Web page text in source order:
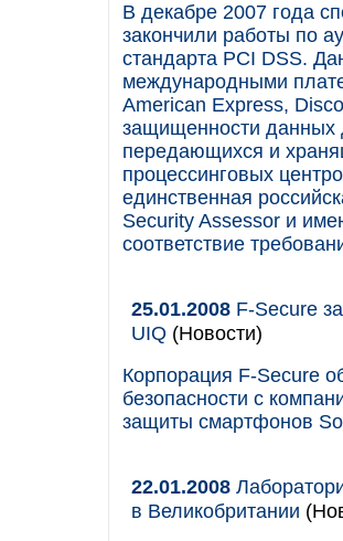
В декабре 2007 года
закончили работы по
стандарта PCI DSS.
международными
American Express,
защищенности данных
передающихся и
процессинговых
единственная
Security Assessor и
соответствие
25.01.2008 F-Secure
UIQ (Новости)
Корпорация F-Secure
безопасности с
защиты смартфонов
22.01.2008
в Великобритании